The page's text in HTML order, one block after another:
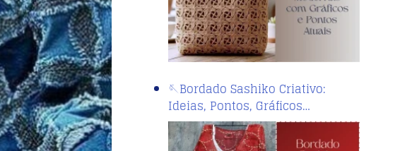
🪡Bordado Sashiko Criativo:
Ideias, Pontos, Gráficos…